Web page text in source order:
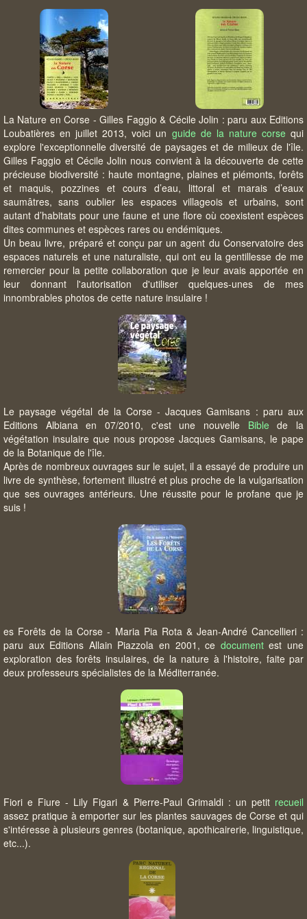
La Nature en Corse - Gilles Faggio & Cécile Jolin : paru aux Editions
Loubatières en juillet 2013, voici un guide de la nature corsequi
explore l'exceptionnelle diversité de paysages et de milieux de l'île.
Gilles Faggio et Cécile Jolin nous convient à la découverte de cette
précieuse biodiversité : haute montagne, plaines et piémonts, forêts
et maquis, pozzines et cours d’eau, littoral et marais d’eaux
saumâtres, sans oublier les espaces villageois et urbains, sont
autant d’habitats pour une faune et une flore où coexistent espèces
dites communes et espèces rares ou endémiques.
Un beau livre, préparé et conçu par un agent du Conservatoire des
espaces naturels et une naturaliste, qui ont eu la gentillesse de me
remercier pour la petite collaboration que je leur avais apportée en
leur donnant l'autorisation d'utiliser quelques-unes de mes
innombrables photos de cette nature insulaire !
Le paysage végétal de la Corse - Jacques Gamisans : paru aux
Editions Albiana en 07/2010, c'est une nouvelle Biblede la
végétation insulaire que nous propose Jacques Gamisans, le pape
de la Botanique de l'île.
Après de nombreux ouvrages sur le sujet, il a essayé de produire un
livre de synthèse, fortement illustré et plus proche de la vulgarisation
que ses ouvrages antérieurs. Une réussite pour le profane que je
suis !
es Forêts de la Corse - Maria Pia Rota & Jean-André Cancellieri :
paru aux Editions Allain Piazzola en 2001, ce documentest une
exploration des forêts insulaires, de la nature à l'histoire, faite par
deux professeurs spécialistes de la Méditerranée.
Fiori e Fiure - Lily Figari & Pierre-Paul Grimaldi : un petit recueil
assez pratique à emporter sur les plantes sauvages de Corse et qui
s'intéresse à plusieurs genres (botanique, apothicairerie, linguistique,
etc...).